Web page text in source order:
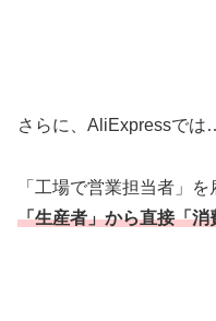
さらに、AliExpressでは
「工場で営業担当者」を
「生産者」から直接「